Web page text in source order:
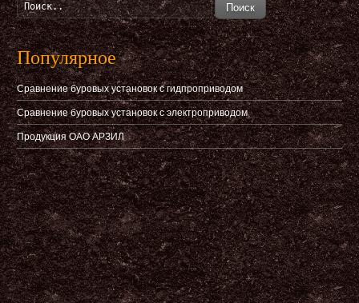
Поиск
Популярное
Сравнение буровых установок с гидпроприводом
Сравнение буровых установок с электроприводом
Продукция ОАО АРЗИЛ